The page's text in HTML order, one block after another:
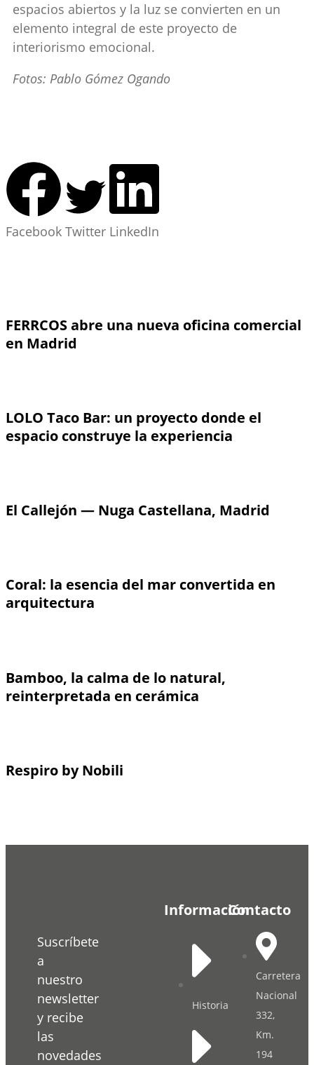
espacios abiertos y la luz se convierten en un
elemento integral de este proyecto de
interiorismo emocional.
Fotos: Pablo Gómez Ogando
Facebook Twitter LinkedIn
FERRCOS abre una nueva oficina comercial
en Madrid
LOLO Taco Bar: un proyecto donde el
espacio construye la experiencia
El Callejón — Nuga Castellana, Madrid
Coral: la esencia del mar convertida en
arquitectura
Bamboo, la calma de lo natural,
reinterpretada en cerámica
Respiro by Nobili
Suscríbete
a
nuestro
newsletter
y recibe
las
novedades
Información
Historia
Contacto
Carretera
Nacional
332,
Km.
194